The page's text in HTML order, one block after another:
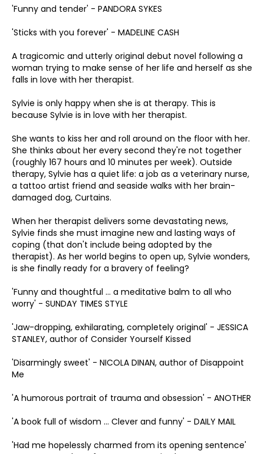
'Funny and tender' - PANDORA SYKES
'Sticks with you forever' - MADELINE CASH
A tragicomic and utterly original debut novel following a
woman trying to make sense of her life and herself as she
falls in love with her therapist.
Sylvie is only happy when she is at therapy. This is
because Sylvie is in love with her therapist.
She wants to kiss her and roll around on the floor with her.
She thinks about her every second they're not together
(roughly 167 hours and 10 minutes per week). Outside
therapy, Sylvie has a quiet life: a job as a veterinary nurse,
a tattoo artist friend and seaside walks with her brain-
damaged dog, Curtains.
When her therapist delivers some devastating news,
Sylvie finds she must imagine new and lasting ways of
coping (that don't include being adopted by the
therapist). As her world begins to open up, Sylvie wonders,
is she finally ready for a bravery of feeling?
'Funny and thoughtful … a meditative balm to all who
worry' - SUNDAY TIMES STYLE
'Jaw-dropping, exhilarating, completely original' - JESSICA
STANLEY, author of Consider Yourself Kissed
'Disarmingly sweet' - NICOLA DINAN, author of Disappoint
Me
'A humorous portrait of trauma and obsession' - ANOTHER
'A book full of wisdom … Clever and funny' - DAILY MAIL
'Had me hopelessly charmed from its opening sentence'